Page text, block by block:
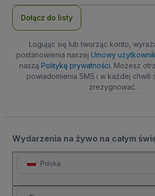
Dołącz do listy
Logując się lub tworząc konto,
postanowienia naszej Umowy
naszą Politykę prywatności. Możesz
powiadomienia SMS i w każdej chwili
zrezygnować.
Wydarzenia na żywo na całym
Polska